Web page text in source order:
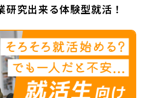
研究出来る体験型就活！